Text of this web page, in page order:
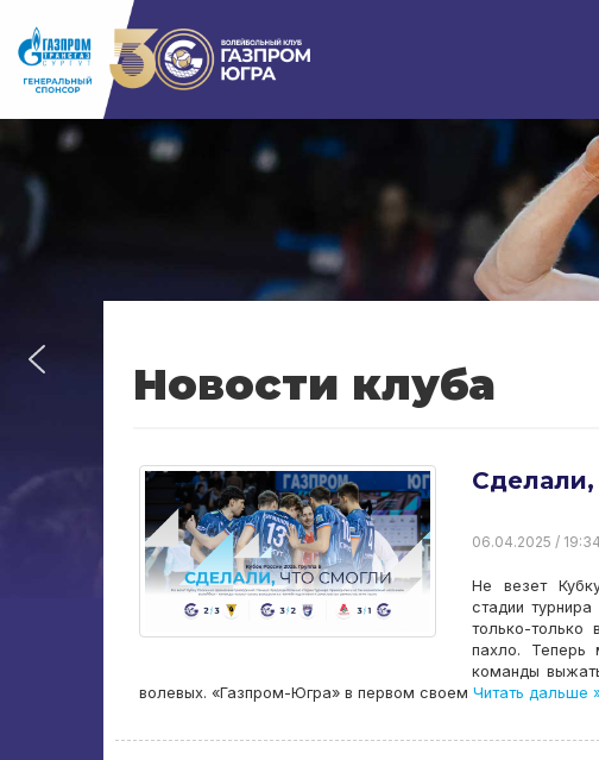
Новости клуба
Сделали,
06.04.2025 / 19:34
Не везет
стадии
только-только
пахло. Теперь
команды
волевых. «Газпром-Югра» в первом своем Читать дальше